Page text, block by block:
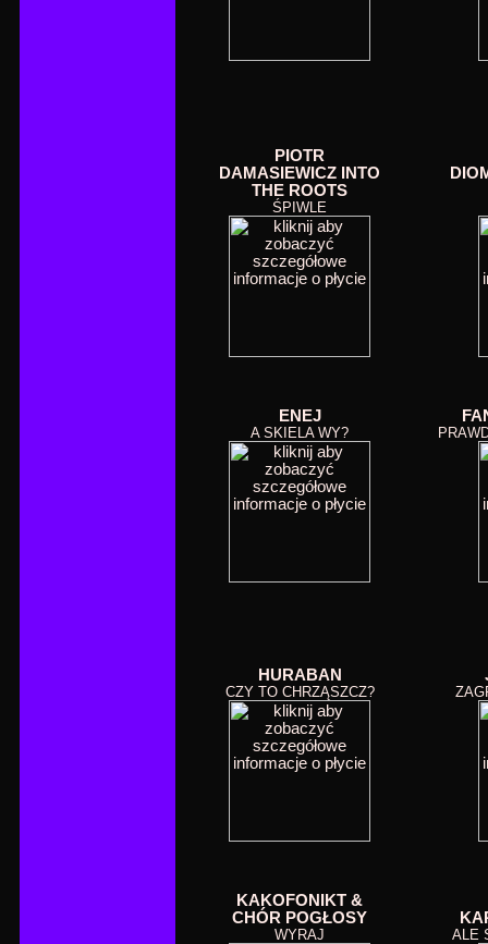
PIOTR
DAMASIEWICZ INTO
THE ROOTS
ŚPIWLE
ENEJ
A SKIELA WY?
HURABAN
CZY TO CHRZĄSZCZ?
KAKOFONIKT &
CHÓR POGŁOSY
WYRAJ ALE